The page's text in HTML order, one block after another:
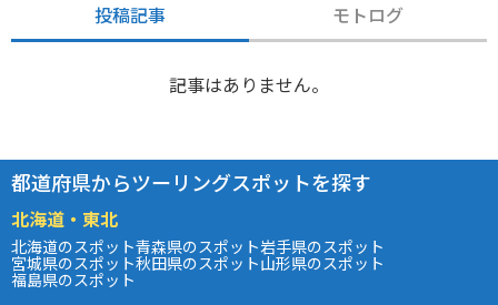
投稿記事 モトログ
記事はありません。
都道府県からツーリングスポットを探す
北海道・東北
北海道のスポット青森県のスポット岩手県のスポット
宮城県のスポット秋田県のスポット山形県のスポット
福島県のスポット